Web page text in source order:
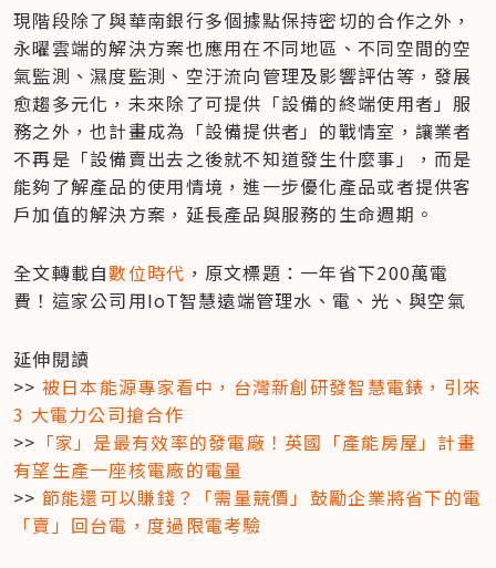
現階段除了與華南銀行多個據點保持密切的合作之外，
永曜雲端的解決方案也應用在不同地區、不同空間的空
氣監測、濕度監測、空汙流向管理及影響評估等，發展
愈趨多元化，未來除了可提供「設備的終端使用者」服
務之外，也計畫成為「設備提供者」的戰情室，讓業者
不再是「設備賣出去之後就不知道發生什麼事」，而是
能夠了解產品的使用情境，進一步優化產品或者提供客
戶加值的解決方案，延長產品與服務的生命週期。
全文轉載自數位時代 ，原文標題：一年省下200萬電
費！這家公司用IoT智慧遠端管理水、電、光、與空氣
延伸閱讀
>> 被日本能源專家看中，台灣新創研發智慧電錶，引來
3 大電力公司搶合作
>> 「家」是最有效率的發電廠！英國「產能房屋」計畫
有望生產一座核電廠的電量
>> 節能還可以賺錢？「需量競價」鼓勵企業將省下的電
「賣」回台電，度過限電考驗